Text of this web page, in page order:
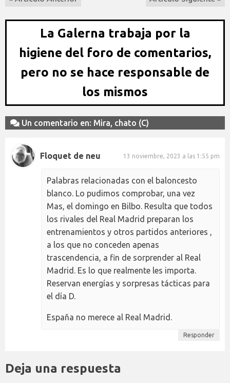
La Galerna trabaja por la
higiene del foro de comentarios,
pero no se hace responsable de
los mismos
Un comentario en: Mira, chato (C)
Floquet de neu 13 noviembre, 2023 a las 1:55 pm
Palabras relacionadas con el baloncesto
blanco. Lo pudimos comprobar, una vez
Mas, el domingo en Bilbo. Resulta que todos
los rivales del Real Madrid preparan los
entrenamientos y otros partidos anteriores ,
a los que no conceden apenas
trascendencia, a fin de sorprender al Real
Madrid. Es lo que realmente les importa.
Reservan energías y sorpresas tácticas para
el día D.
España no merece al Real Madrid.
Responder
Deja una respuesta